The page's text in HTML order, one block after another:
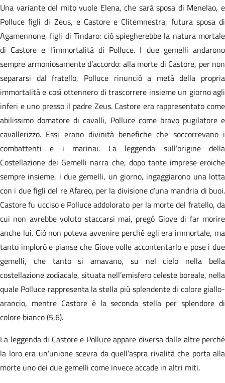
Una variante del mito vuole Elena, che sarà sposa di Menelao, e
Polluce figli di Zeus, e Castore e Clitemnestra, futura sposa di
Agamennone, figli di Tindaro: ciò spiegherebbe la natura mortale
di Castore e l’immortalità di Polluce. I due gemelli andarono
sempre armoniosamente d’accordo: alla morte di Castore, per non
separarsi dal fratello, Polluce rinunciò a metà della propria
immortalità e così ottennero di trascorrere insieme un giorno agli
inferi e uno presso il padre Zeus. Castore era rappresentato come
abilissimo domatore di cavalli, Polluce come bravo pugilatore e
cavallerizzo. Essi erano divinità benefiche che soccorrevano i
combattenti e i marinai. La leggenda sull’origine della
Costellazione dei Gemelli narra che, dopo tante imprese eroiche
sempre insieme, i due gemelli, un giorno, ingaggiarono una lotta
con i due figli del re Afareo, per la divisione d’una mandria di buoi.
Castore fu ucciso e Polluce addolorato per la morte del fratello, da
cui non avrebbe voluto staccarsi mai, pregò Giove di far morire
anche lui. Ciò non poteva avvenire perché egli era immortale, ma
tanto implorò e pianse che Giove volle accontentarlo e pose i due
gemelli, che tanto si amavano, su nel cielo nella bella
costellazione zodiacale, situata nell’emisfero celeste boreale, nella
quale Polluce rappresenta la stella più splendente di colore giallo-
arancio, mentre Castore è la seconda stella per splendore di
colore bianco (5,6).
La leggenda di Castore e Polluce appare diversa dalle altre perché
la loro era un’unione scevra da quell’aspra rivalità che porta alla
morte uno dei due gemelli come invece accade in altri miti.